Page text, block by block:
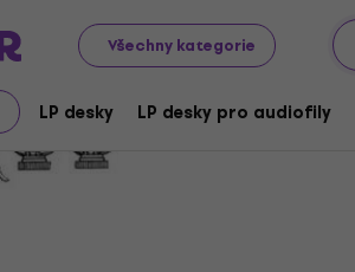
Všechny kategorie
LP desky LP desky pro audiofily
Lyres